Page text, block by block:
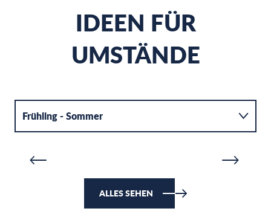
IDEEN FÜR
UMSTÄNDE
Frühling - Sommer
DIE CALANQUE D’EN-VAU
MEHR ERFAHREN
ALLES SEHEN